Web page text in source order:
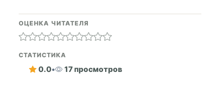
ОЦЕНКА ЧИТАТЕЛЯ
СТАТИСТИКА
0.0• 17 просмотров